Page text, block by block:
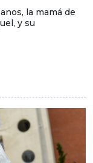
la mamá de
y su